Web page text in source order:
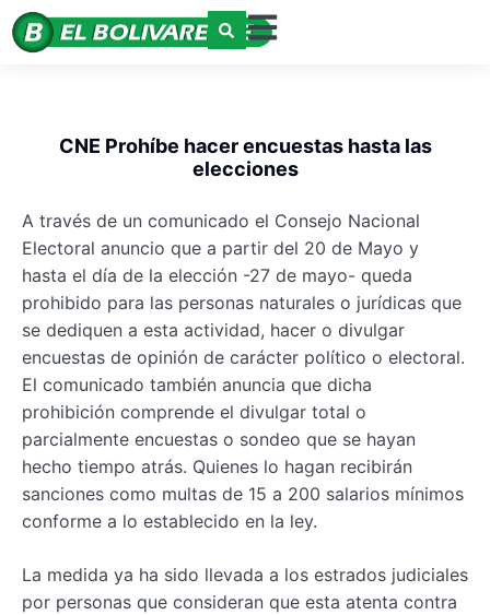
CNE Prohíbe hacer encuestas hasta las
elecciones
A través de un comunicado el Consejo Nacional
Electoral anuncio que a partir del 20 de Mayo y
hasta el día de la elección -27 de mayo- queda
prohibido para las personas naturales o jurídicas que
se dediquen a esta actividad, hacer o divulgar
encuestas de opinión de carácter político o electoral.
El comunicado también anuncia que dicha
prohibición comprende el divulgar total o
parcialmente encuestas o sondeo que se hayan
hecho tiempo atrás. Quienes lo hagan recibirán
sanciones como multas de 15 a 200 salarios mínimos
conforme a lo establecido en la ley.
La medida ya ha sido llevada a los estrados judiciales
por personas que consideran que esta atenta contra